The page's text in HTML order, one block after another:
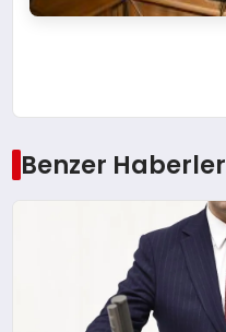
Benzer Haberler